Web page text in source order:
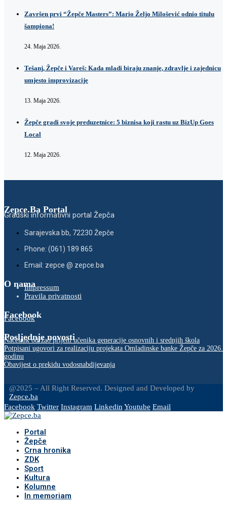
Završen prvi “Žepče Masters”: Mario Željo Milošević odnio titulu
šampiona!
24. Maja 2026.
Tešanj, Žepče i Vareš: Kada mladi biraju znanje, zdravlje i zajednicu
umjesto improvizacije
13. Maja 2026.
Žepče gradi svoje preduzetnice: 5 biznisa koji rastu uz BizUp Goes
Local
12. Maja 2026.
Zepce.Ba Portal
Gradski informativni portal Žepča
Sarajevska bb, 72230 Žepče
Phone: (061) 189 865
Email: zepce @ zepce.ba
O namaImpressum
Pravila privatnosti
Facebook
Facebook
Posljednje novosti
Načelnik održao prijem učenika generacije osnovnih i srednjih škola
Potpisani ugovori za realizaciju projekata Omladinske banke Žepče za 2026.
godinu
Obavijest o prekidu vodosnabdijevanja
@2025 – All Right Reserved. Designed and Developed by
Zepce.ba
Facebook Twitter Instagram Linkedin Youtube Email
Portal
Žepče
Crna hronika
ZDK
Sport
Kultura
Kolumne
In memoriam